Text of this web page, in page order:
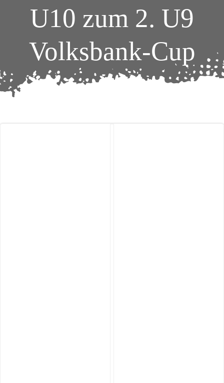
U10 zum 2. U9
Volksbank-Cup